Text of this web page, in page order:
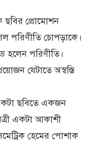
ছবির প্রোমোশন
পরিণীতি চোপড়াকে।
হলেন পরিণীতি।
যেটাতে অস্বস্তি
ছবিতে একজন
একটা আকাশী
হেমের পোশাক